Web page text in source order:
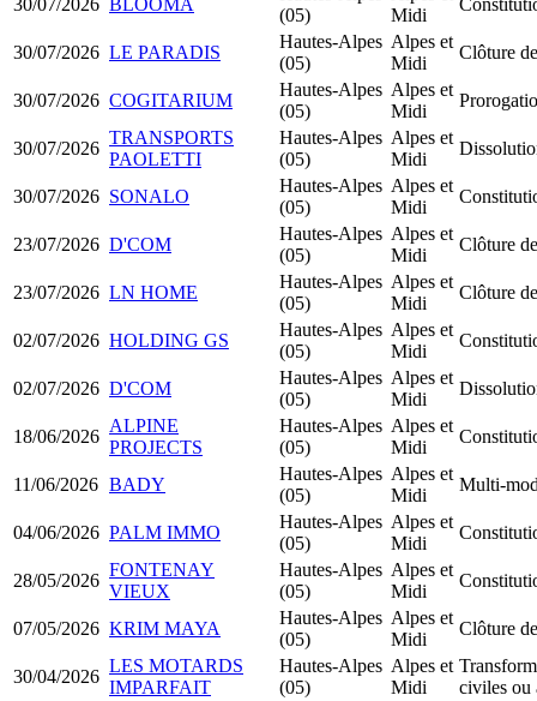
30/07/2026 BLOOMA
(05)
Midi
30/07/2026 LE PARADIS
Hautes-Alpes
(05)
Alpes et
Midi
Clôture
30/07/2026 COGITARIUM
Hautes-Alpes
(05)
Alpes et
Midi
30/07/2026
TRANSPORTS
PAOLETTI
Hautes-Alpes
(05)
Alpes et
Midi
30/07/2026 SONALO
Hautes-Alpes
(05)
Alpes et
Midi
23/07/2026 D'COM
Hautes-Alpes
(05)
Alpes et
Midi
Clôture
23/07/2026 LN HOME
Hautes-Alpes
(05)
Alpes et
Midi
Clôture
02/07/2026 HOLDING GS
Hautes-Alpes
(05)
Alpes et
Midi
02/07/2026 D'COM
Hautes-Alpes
(05)
Alpes et
Midi
18/06/2026
ALPINE
PROJECTS
Hautes-Alpes
(05)
Alpes et
Midi
11/06/2026 BADY
Hautes-Alpes
(05)
Alpes et
Midi
Multi-
04/06/2026 PALM IMMO
Hautes-Alpes
(05)
Alpes et
Midi
28/05/2026
FONTENAY
VIEUX
Hautes-Alpes
(05)
Alpes et
Midi
07/05/2026 KRIM MAYA
Hautes-Alpes
(05)
Alpes et
Midi
Clôture
30/04/2026
LES MOTARDS
IMPARFAIT
Hautes-Alpes
(05)
Alpes et
Midi
civiles ou